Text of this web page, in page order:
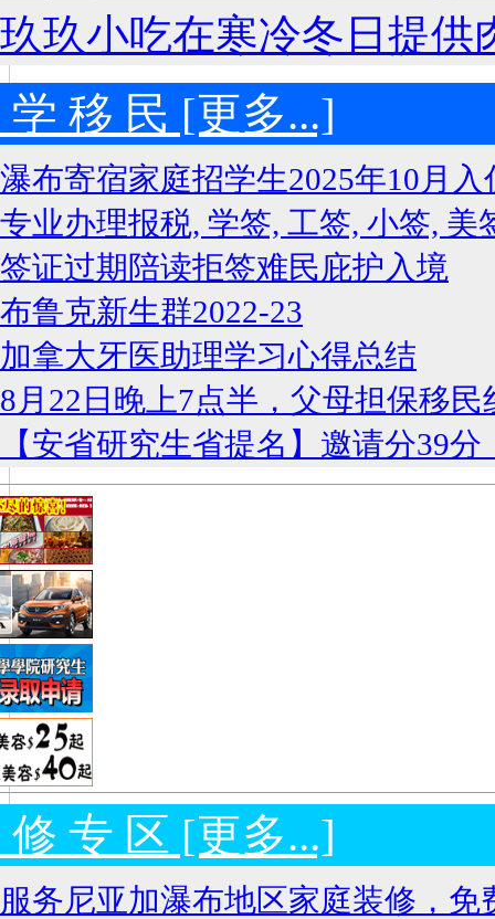
玖玖小吃在寒冷冬日提供
学 移 民 [更多...]
瀑布寄宿家庭招学生2025年10月入
专业办理报税, 学签, 工签, 小签, 美
签证过期陪读拒签难民庇护入境
布鲁克新生群2022-23
加拿大牙医助理学习心得总结
8月22日晚上7点半，父母担保移民
【安省研究生省提名】邀请分39
修 专 区 [更多...]
服务尼亚加瀑布地区家庭装修，免